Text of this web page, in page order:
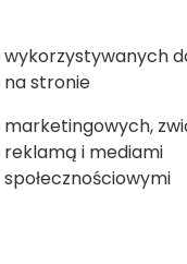
Powiadom mnie o
wykorzystywanych
na stronie
marketingowych,
reklamą i mediami
społecznościowymi